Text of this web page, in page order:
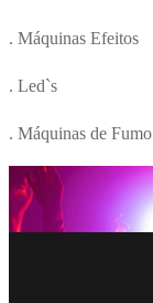
. Máquinas Efeitos
. Led`s
. Máquinas de Fumo